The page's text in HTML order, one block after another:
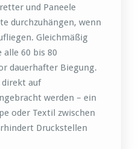
und Paneele
durchzuhängen, wenn
Gleichmäßig
60 bis 80
dauerhafter Biegung.
auf
werden – ein
oder Textil zwischen
Druckstellen